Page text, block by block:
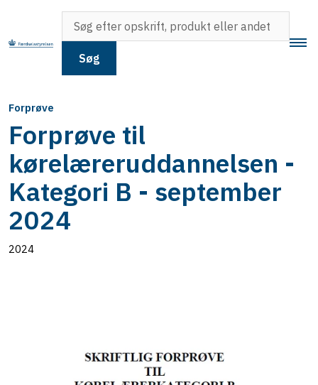
Søg
Forprøve
Forprøve til
kørelæreruddannelsen -
Kategori B - september
2024
2024